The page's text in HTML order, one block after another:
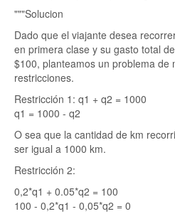
"""Solucion
Dado que el viajante desea
en primera clase y su gasto total
$100, planteamos un problema de
restricciones.
Restricción 1: q1 + q2 = 1000
q1 = 1000 - q2
O sea que la cantidad de km
ser igual a 1000 km.
Restricción 2:
0,2*q1 + 0.05*q2 = 100
100 - 0,2*q1 - 0,05*q2 = 0